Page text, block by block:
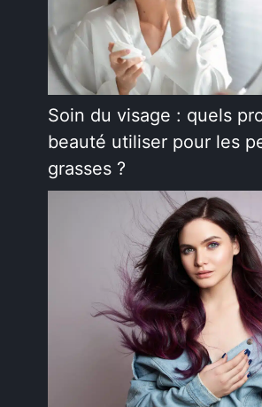
Soin du visage : quels
beauté utiliser pour les
grasses ?